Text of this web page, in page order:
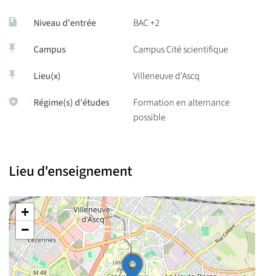
Niveau d'entrée BAC +2
Campus Campus Cité scientifique
Lieu(x) Villeneuve d'Ascq
Régime(s) d'études
Formation en alternance
possible
Lieu d'enseignement
+
−